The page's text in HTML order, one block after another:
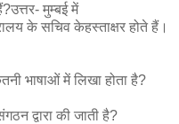
मुम्बई में
के सचिव केहस्ताक्षर होते हैं।
भाषाओं में लिखा होता है?
द्वारा की जाती है?